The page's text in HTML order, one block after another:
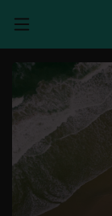
TALKWERK
REPORTAGE
RADIO